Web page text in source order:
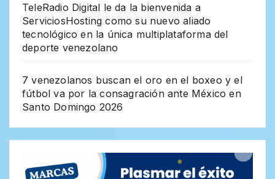
TeleRadio Digital le da la bienvenida a
ServiciosHosting como su nuevo aliado
tecnológico en la única multiplataforma del
deporte venezolano
7 venezolanos buscan el oro en el boxeo y el
fútbol va por la consagración ante México en
Santo Domingo 2026